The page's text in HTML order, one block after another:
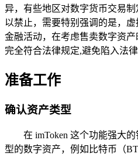
异，有些地区对数字货币交易
以禁止，需要特别强调的是，
金融活动，在考虑售卖数字资
完全符合法律规定,避免陷入法律
准备工作
确认资产类型
在 imToken 这个功能强大
型的数字资产，例如比特币（